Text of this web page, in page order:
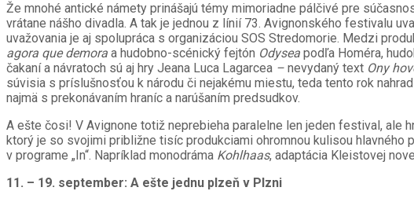
Že mnohé antické námety prinášajú témy mimoriadne pálčivé pre
vrátane nášho divadla. A tak je jednou z línií 73. Avignonského festivalu
uvažovania je aj spolupráca s organizáciou SOS Stredomorie. Medzi
agora que demora a hudobno-scénický fejtón Odysea podľa Homéra,
čakaní a návratoch sú aj hry Jeana Luca Lagarcea – nevydaný text Ony
súvisia s príslušnosťou k národu či nejakému miestu, teda tento rok
najmä s prekonávaním hraníc a narúšaním predsudkov.
A ešte čosi! V Avignone totiž neprebieha paralelne len jeden festival,
ktorý je so svojimi približne tisíc produkciami ohromnou kulisou
v programe „In“. Napríklad monodráma Kohlhaas, adaptácia Kleistovej
11. – 19. september: A ešte jednu plzeň v Plzni